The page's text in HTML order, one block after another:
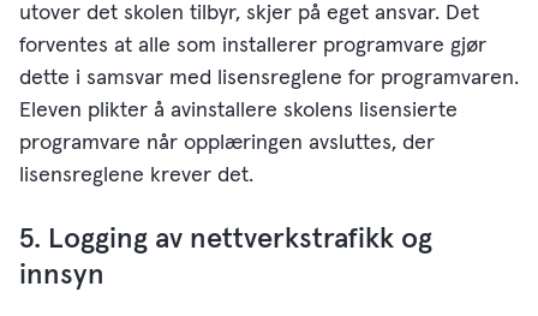
utover det skolen tilbyr, skjer på eget ansvar. Det
forventes at alle som installerer programvare gjør
dette i samsvar med lisensreglene for programvaren.
Eleven plikter å avinstallere skolens lisensierte
programvare når opplæringen avsluttes, der
lisensreglene krever det.
5. Logging av nettverkstrafikk og
innsyn